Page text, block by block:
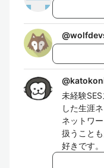
@
@
未経験
した生涯
ネットワ
扱うこと
好きです。